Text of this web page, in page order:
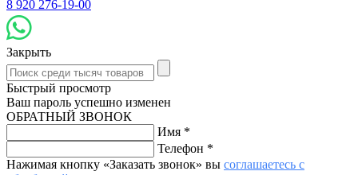
8 920 276-19-00
Закрыть
Быстрый просмотр
Ваш пароль успешно изменен
ОБРАТНЫЙ ЗВОНОК
Имя *
Телефон *
Нажимая кнопку «Заказать звонок» вы соглашаетесь с